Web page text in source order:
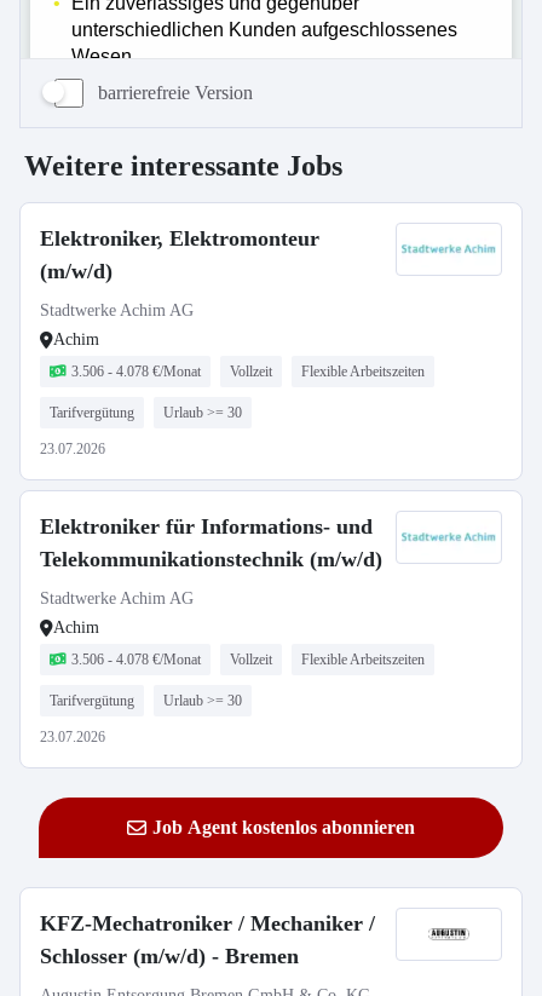
barrierefreie Version
Weitere interessante Jobs
Elektroniker, Elektromonteur
(m/w/d)
Stadtwerke Achim AG
Achim
3.506 - 4.078 €/Monat Vollzeit Flexible Arbeitszeiten
Tarifvergütung Urlaub >= 30
23.07.2026
Elektroniker für Informations- und
Telekommunikationstechnik (m/w/d)
Stadtwerke Achim AG
Achim
3.506 - 4.078 €/Monat Vollzeit Flexible Arbeitszeiten
Tarifvergütung Urlaub >= 30
23.07.2026
Job Agent kostenlos abonnieren
KFZ-Mechatroniker / Mechaniker /
Schlosser (m/w/d) - Bremen